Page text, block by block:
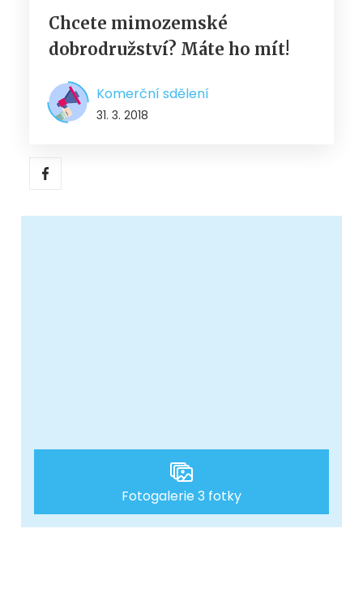
Chcete mimozemské
dobrodružství? Máte ho mít!
Komerční sdělení
31. 3. 2018
Fotogalerie 3 fotky